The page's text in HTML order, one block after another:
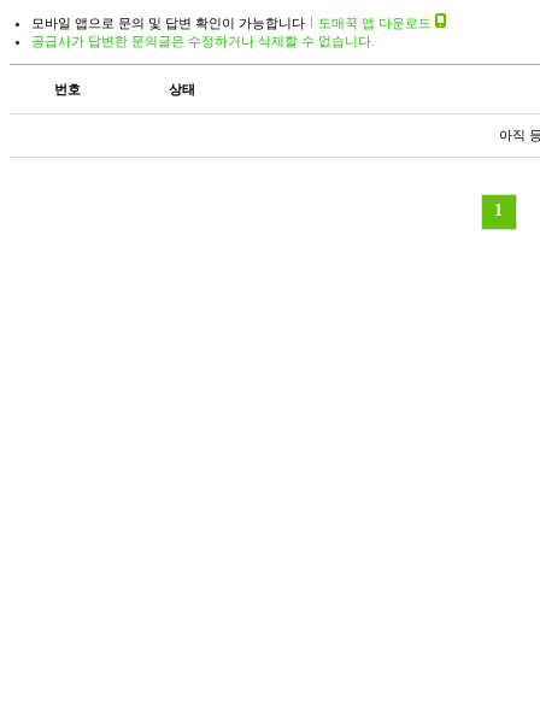
모바일 앱으로 문의 및 답변 확인이 가능합니다
도매꾹 앱 다운로드
공급사가 답변한 문의글은 수정하거나 삭제할 수 없습니다.
번호 상태
아직
1